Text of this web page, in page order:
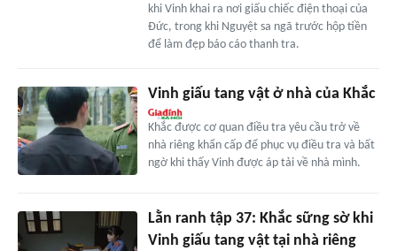
khi Vinh khai ra nơi giấu chiếc điện thoại của
Đức, trong khi Nguyệt sa ngã trước hộp tiền
để làm đẹp báo cáo thanh tra.
Vinh giấu tang vật ở nhà của Khắc
Khắc được cơ quan điều tra yêu cầu trở về
nhà riêng khẩn cấp để phục vụ điều tra và bất
ngờ khi thấy Vinh được áp tải về nhà mình.
Lằn ranh tập 37: Khắc sững sờ khi
Vinh giấu tang vật tại nhà riêng